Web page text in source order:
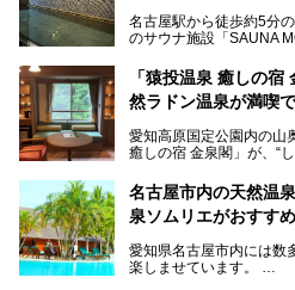
くある点が魅力です！
お好みの温泉施設を見
名古屋駅から徒歩約5分
のサウナ施設「SAUNA
「名古屋駅周辺ってサウ
にするだけあり、アク
今回は普段は男性専用と
さっそく取材してきまし
「猿投温泉 癒しの
然ラドン温泉が満喫
愛知高原国定公園内の山
癒しの宿 金泉閣」が、“
天然ラドン温泉が堪能で
室、地元の食材と温泉
ご紹介します。
名古屋市内の天然温
泉ソムリエがおすす
愛知県名古屋市内には数
楽しませています。